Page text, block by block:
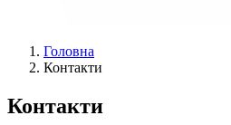
Головна
Контакти
Контакти